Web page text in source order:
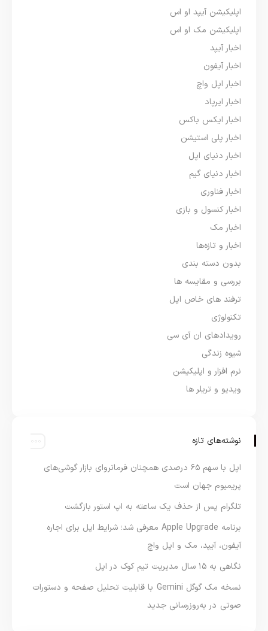
اپلیکیشن آیپد او اس
اپلیکیشن مک او اس
اخبار آیپد
اخبار آیفون
اخبار اپل واچ
اخبار ایرپاد
اخبار ایکس باکس
اخبار پلی استیشن
اخبار دنیای اپل
اخبار دنیای گیم
اخبار فناوری
اخبار کنسول و بازی
اخبار مک
اخبار و تازه‌ها
بدون دسته بندی
بررسی و مقایسه ها
ترفند های خاص اپل
تکنولوژی
رویدادهای ان آی سی
شیوه زندگی
نرم افزار و اپلیکیشن
ویدیو و تریلر ها
نوشته‌های تازه
اپل با سهم ۶۵ درصدی همچنان فرمانروای بازار گوشی‌های
پریمیوم جهان است
تلگرام پس از حذف یک ساعته به اپ استور بازگشت
برنامه Apple Upgrade معرفی شد؛ شرایط اپل برای اجاره
آیفون، آیپد، مک و اپل واچ
نگاهی به ۱۵ سال مدیریت تیم کوک در اپل
نسخه مک گوگل Gemini با قابلیت تحلیل صفحه و دستورات
صوتی در به‌روزرسانی جدید